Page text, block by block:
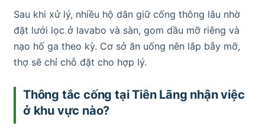
Sau khi xử lý, nhiều hộ dân giữ cống thông lâu nhờ
đặt lưới lọc ở lavabo và sàn, gom dầu mỡ riêng và
nạo hố ga theo kỳ. Cơ sở ăn uống nên lắp bẫy mỡ,
thợ sẽ chỉ chỗ đặt cho hợp lý.
Thông tắc cống tại Tiên Lãng nhận việc
ở khu vực nào?